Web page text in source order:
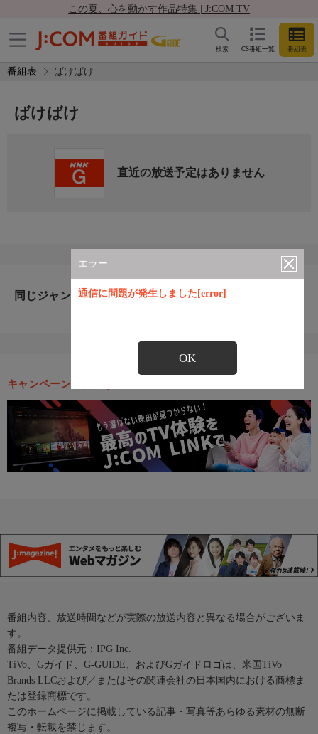
この夏、心を動かす作品特集 | J:COM TV
CS番組一覧 番組表
検索
番組表 ばけばけ
エラー
通信に問題が発生しました[error]
OK
ばけばけ
直近の放送予定はありません
同じジャンルのおすすめ番組
キャンペーン・お得な情報
番組内容、放送時間などが実際の放送内容と異なる場合がございま
す。
番組データ提供元：IPG Inc.
TiVo、Gガイド、G-GUIDE、およびGガイドロゴは、米国TiVo
Brands LLCおよび／またはその関連会社の日本国内における商標ま
たは登録商標です。
このホームページに掲載している記事・写真等あらゆる素材の無断
複写・転載を禁じます。